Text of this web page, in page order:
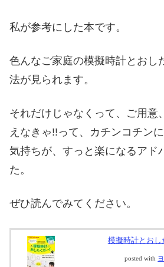
私が参考にした本です。
色んなご家庭の模擬時計とおし
法が見られます。
それだけじゃなくって、ご用意
えなきゃ!!って、カチンコチン
気持ちが、すっと楽になるアド
た。
ぜひ読んでみてください。
模擬時計とおし
posted with